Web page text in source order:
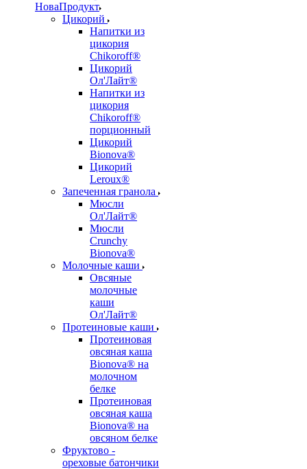
НоваПродукт
Цикорий
Напитки из
цикория
Chikoroff®
Цикорий
Ол'Лайт®
Напитки из
цикория
Chikoroff®
порционный
Цикорий
Bionova®
Цикорий
Leroux®
Запеченная гранола
Мюсли
Ол'Лайт®
Мюсли
Crunchy
Bionova®
Молочные каши
Овсяные
молочные
каши
Ол'Лайт®
Протеиновые каши
Протеиновая
овсяная каша
Bionova® на
молочном
белке
Протеиновая
овсяная каша
Bionova® на
овсяном белке
Фруктово -
ореховые батончики